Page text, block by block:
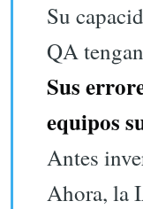
Su
QA
Sus
equipos
Antes
Ahora, la